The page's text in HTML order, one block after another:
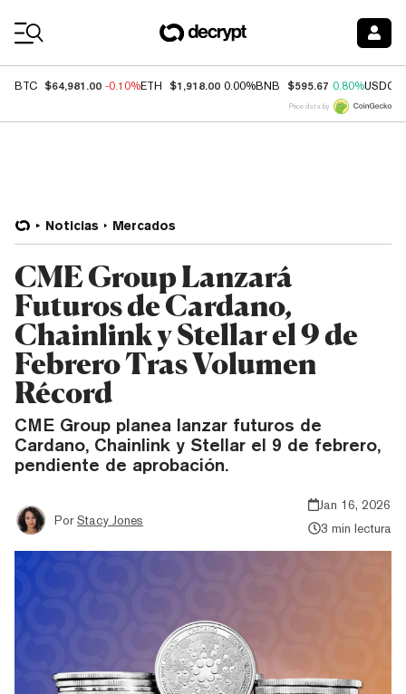
BTC $64,981.00 -0.10%ETH $1,918.00 0.00%BNB $595.67 0.80%USDC
Price data by
Noticias Mercados
CME Group Lanzará
Futuros de Cardano,
Chainlink y Stellar el 9 de
Febrero Tras Volumen
Récord
CME Group planea lanzar futuros de
Cardano, Chainlink y Stellar el 9 de febrero,
pendiente de aprobación.
Por Stacy Jones
Jan 16, 2026
3 min lectura